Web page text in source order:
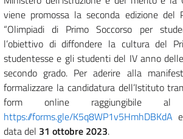
viene promossa la seconda edizione del
“Olimpiadi di Primo Soccorso per
l’obiettivo di diffondere la cultura del
studentesse e gli studenti del IV anno
secondo grado. Per aderire alla
formalizzare la candidatura dell’Istituto
form online raggiungibile al
https://forms.gle/K5q8WP1v5HmhDBKdA
data del 31 ottobre 2023.